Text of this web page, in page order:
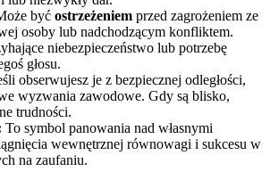
być ostrzeżeniem przed zagrożeniem ze
osoby lub nadchodzącym konfliktem.
niebezpieczeństwo lub potrzebę
głosu.
obserwujesz je z bezpiecznej odległości,
wyzwania zawodowe. Gdy są blisko,
trudności.
To symbol panowania nad własnymi
wewnętrznej równowagi i sukcesu w
na zaufaniu.